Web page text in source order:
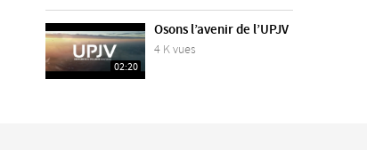
02:20
Osons l’avenir de l’UPJV
4 K vues